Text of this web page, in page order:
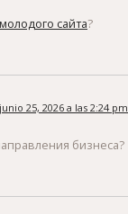
сайта?
junio 25, 2026 a las 2:24 pm
бизнеса?